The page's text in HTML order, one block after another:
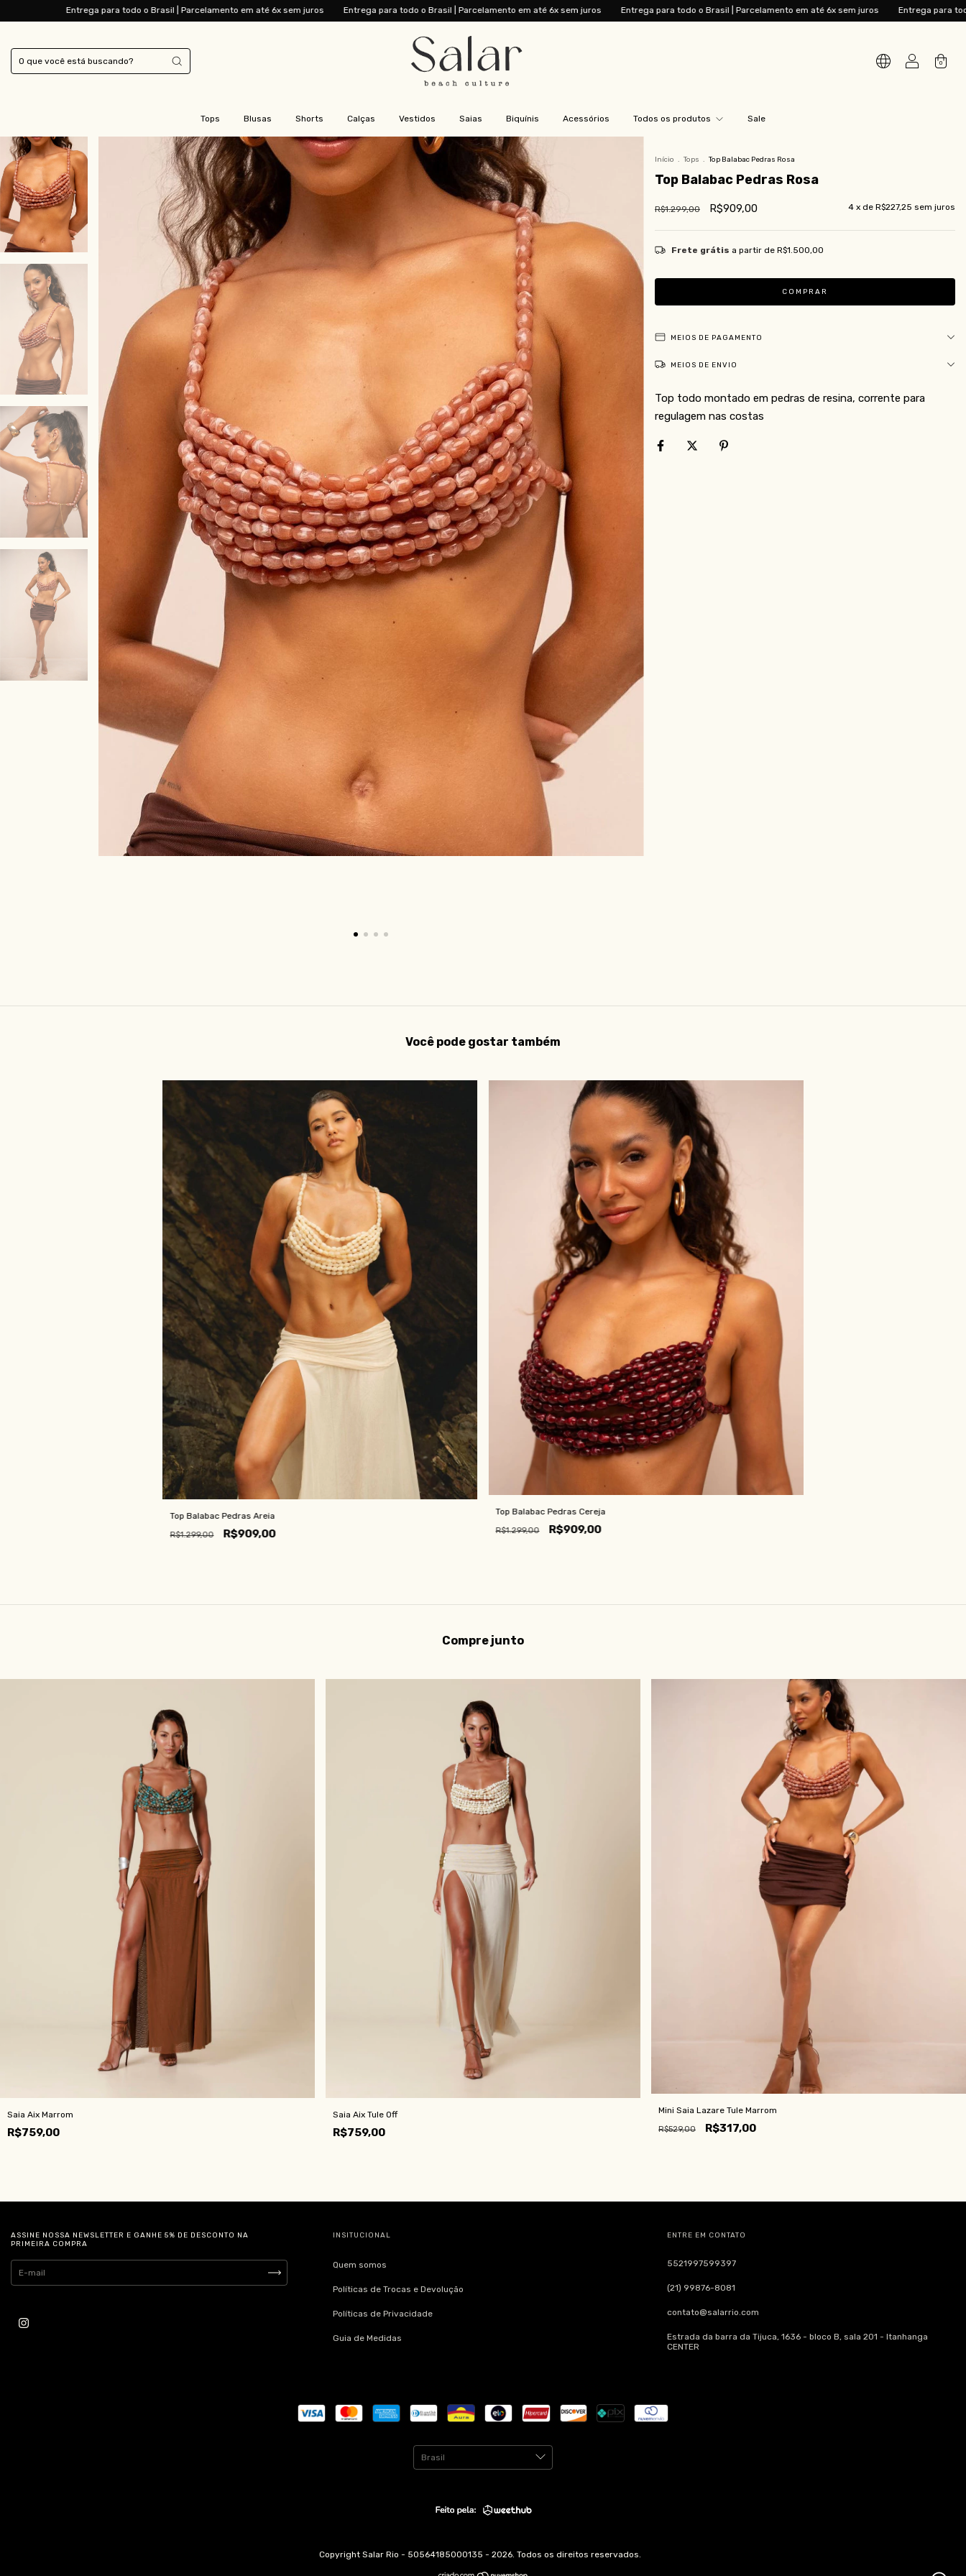
todo o Brasil | Parcelamento em até 6x sem juros Entrega para todo o Brasil | Parcelamento em até 6x sem juros Entrega para todo o Brasil | Parcelamento em até 6x sem juros Entrega para todo o Brasil |
0
Tops Blusas Shorts Calças Vestidos Saias Biquínis Acessórios Todos os produtos Sale
Início . Tops . Top Balabac Pedras Rosa
Top Balabac Pedras Rosa
R$1.299,00 R$909,00 4 x de R$227,25 sem juros
Frete grátis a partir de R$1.500,00
MEIOS DE PAGAMENTO
MEIOS DE ENVIO
Top todo montado em pedras de resina, corrente para
regulagem nas costas
Você pode gostar também
Top Balabac Pedras Areia
R$1.299,00 R$909,00
Top Balabac Pedras Cereja
R$1.299,00 R$909,00
Compre junto
Saia Aix Marrom
R$759,00
Saia Aix Tule Off
R$759,00
Mini Saia Lazare Tule Marrom
R$529,00 R$317,00
ASSINE NOSSA NEWSLETTER E GANHE 5% DE DESCONTO NA
PRIMEIRA COMPRA
INSITUCIONAL
Quem somos
Políticas de Trocas e Devolução
Políticas de Privacidade
Guia de Medidas
ENTRE EM CONTATO
5521997599397
(21) 99876-8081
contato@salarrio.com
Estrada da barra da Tijuca, 1636 - bloco B, sala 201 - Itanhanga
CENTER
Copyright Salar Rio - 50564185000135 - 2026. Todos os direitos reservados.